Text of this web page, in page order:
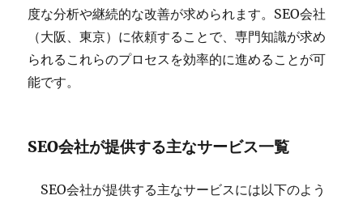
度な分析や継続的な改善が求められます。SEO会社
（大阪、東京）に依頼することで、専門知識が求め
られるこれらのプロセスを効率的に進めることが可
能です。
SEO会社が提供する主なサービス一覧
SEO会社が提供する主なサービスには以下のよう